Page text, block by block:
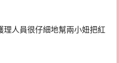
理人員很仔細地幫兩小妞把紅